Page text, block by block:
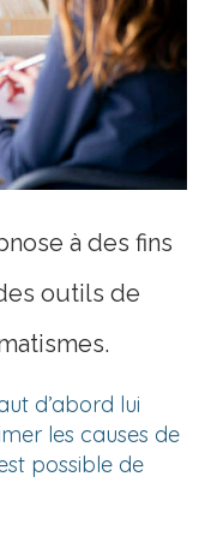
à des fins
outils de
d’abord lui
les causes de
possible de